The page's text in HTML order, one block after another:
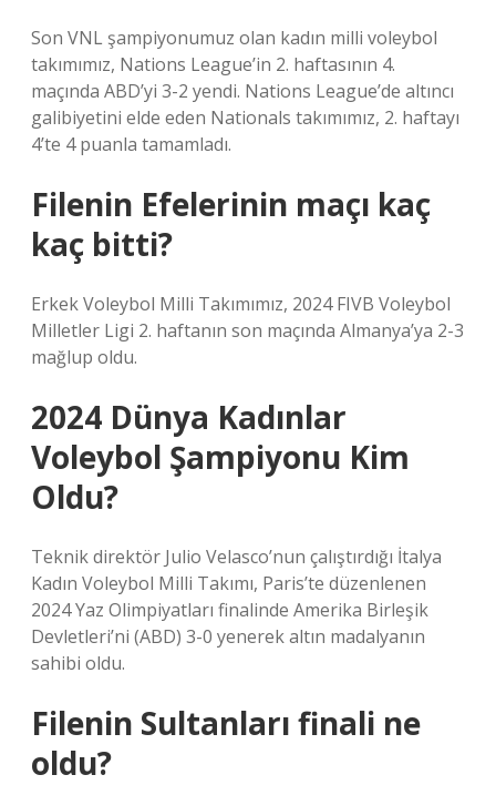
Son VNL şampiyonumuz olan kadın milli voleybol
takımımız, Nations League’in 2. haftasının 4.
maçında ABD’yi 3-2 yendi. Nations League’de altıncı
galibiyetini elde eden Nationals takımımız, 2. haftayı
4’te 4 puanla tamamladı.
Filenin Efelerinin maçı kaç
kaç bitti?
Erkek Voleybol Milli Takımımız, 2024 FIVB Voleybol
Milletler Ligi 2. haftanın son maçında Almanya’ya 2-3
mağlup oldu.
2024 Dünya Kadınlar
Voleybol Şampiyonu Kim
Oldu?
Teknik direktör Julio Velasco’nun çalıştırdığı İtalya
Kadın Voleybol Milli Takımı, Paris’te düzenlenen
2024 Yaz Olimpiyatları finalinde Amerika Birleşik
Devletleri’ni (ABD) 3-0 yenerek altın madalyanın
sahibi oldu.
Filenin Sultanları finali ne
oldu?